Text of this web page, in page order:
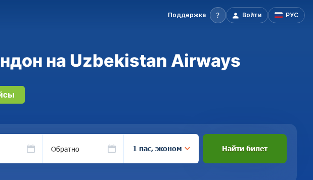
Поддержка Войти РУС
на Uzbekistan Airways
Обратно 1 пас, эконом Найти билет